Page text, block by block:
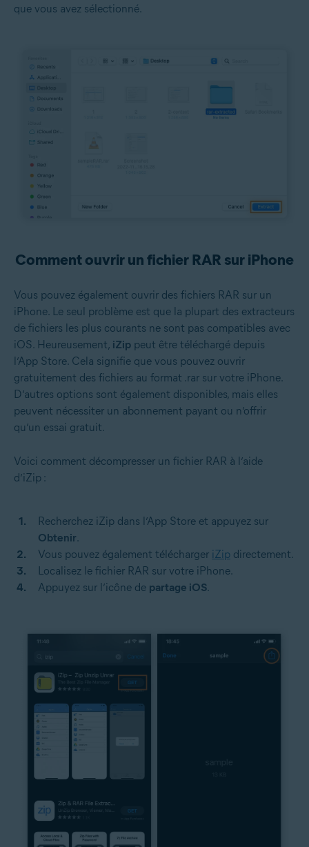
que vous avez sélectionné.
Comment ouvrir un fichier RAR sur iPhone
Vous pouvez également ouvrir des fichiers RAR sur un
iPhone. Le seul problème est que la plupart des extracteurs
de fichiers les plus courants ne sont pas compatibles avec
iOS. Heureusement, iZip peut être téléchargé depuis
l’App Store. Cela signifie que vous pouvez ouvrir
gratuitement des fichiers au format .rar sur votre iPhone.
D’autres options sont également disponibles, mais elles
peuvent nécessiter un abonnement payant ou n’offrir
qu’un essai gratuit.
Voici comment décompresser un fichier RAR à l’aide
d’iZip :
Recherchez iZip dans l’App Store et appuyez sur
Obtenir.
Vous pouvez également télécharger iZip directement.
Localisez le fichier RAR sur votre iPhone.
Appuyez sur l’icône de partage iOS.